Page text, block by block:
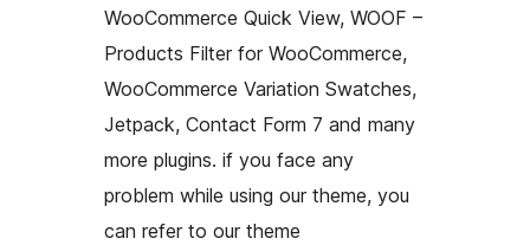
WooCommerce Quick View, WOOF –
Products Filter for WooCommerce,
WooCommerce Variation Swatches,
Jetpack, Contact Form 7 and many
more plugins. if you face any
problem while using our theme, you
can refer to our theme